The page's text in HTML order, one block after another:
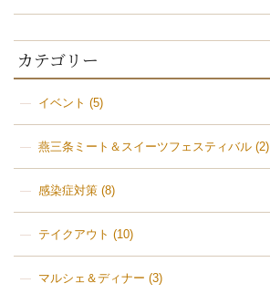
カテゴリー
イベント (5)
燕三条ミート＆スイーツフェスティバル(2)
感染症対策(8)
テイクアウト (10)
マルシェ＆ディナー (3)